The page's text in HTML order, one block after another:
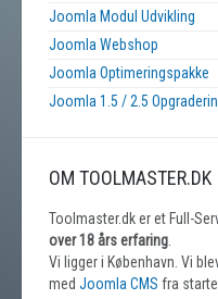
Joomla Modul Udvikling
Joomla Webshop
Joomla Optimeringspakke
Joomla 1.5 / 2.5
OM TOOLMASTER.DK
Toolmaster.dk er et Full-
over 18 års erfaring
Vi ligger i København. Vi
med Joomla CMS fra